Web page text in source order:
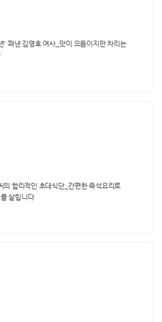
' 펴낸 김영호 여사_맛이 으뜸이지만 차리는
의 합리적인 초대식단_간편한 즉석요리로
살립니다